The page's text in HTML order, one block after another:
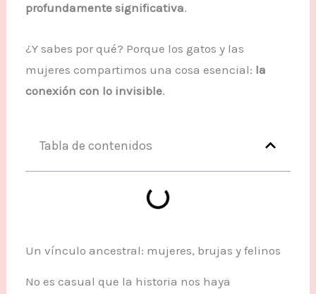
profundamente significativa.
¿Y sabes por qué? Porque los gatos y las
mujeres compartimos una cosa esencial: la
conexión con lo invisible.
Tabla de contenidos
Un vínculo ancestral: mujeres, brujas y felinos
No es casual que la historia nos haya